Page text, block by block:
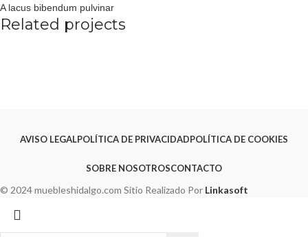
A lacus bibendum pulvinar
Related projects
AVISO LEGALPOLÍTICA DE PRIVACIDADPOLÍTICA DE COOKIES
SOBRE NOSOTROSCONTACTO
© 2024 muebleshidalgo.com Sitio Realizado Por Linkasoft